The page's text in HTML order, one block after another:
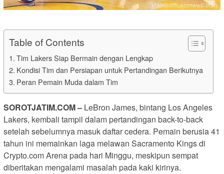
Table of Contents
Tim Lakers Siap Bermain dengan Lengkap
Kondisi Tim dan Persiapan untuk Pertandingan Berikutnya
Peran Pemain Muda dalam Tim
SOROTJATIM.COM – LeBron James, bintang Los Angeles
Lakers, kembali tampil dalam pertandingan back-to-back
setelah sebelumnya masuk daftar cedera. Pemain berusia 41
tahun ini memainkan laga melawan Sacramento Kings di
Crypto.com Arena pada hari Minggu, meskipun sempat
diberitakan mengalami masalah pada kaki kirinya.